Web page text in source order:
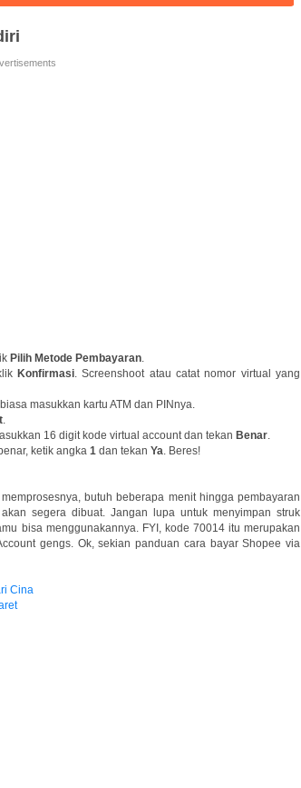
Pilih Metode Pembayaran.
Konfirmasi. Screenshoot atau catat nomor virtual yang
masukkan kartu ATM dan PINnya.
.
16 digit kode virtual account dan tekan Benar.
ketik angka 1 dan tekan Ya. Beres!
butuh beberapa menit hingga pembayaran
segera dibuat. Jangan lupa untuk menyimpan struk
bisa menggunakannya. FYI, kode 70014 itu merupakan
gengs. Ok, sekian panduan cara bayar Shopee via
Cina